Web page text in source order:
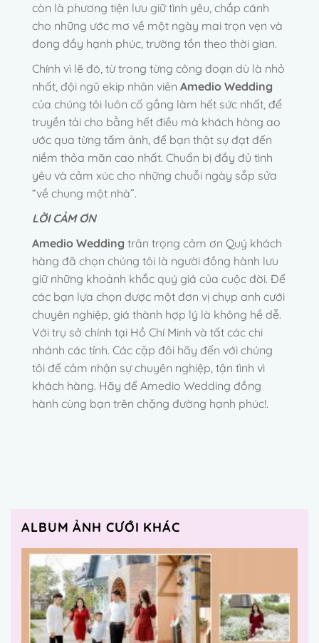
còn là phương tiện lưu giữ tình yêu, chắp cánh
cho những ước mơ về một ngày mai trọn vẹn và
đong đầy hạnh phúc, trường tồn theo thời gian.
Chính vì lẽ đó, từ trong từng công đoạn dù là nhỏ
nhất, đội ngũ ekip nhân viên Amedio Wedding
của chúng tôi luôn cố gắng làm hết sức nhất, để
truyền tải cho bằng hết điều mà khách hàng ao
ước qua từng tấm ảnh, để bạn thật sự đạt đến
niềm thỏa mãn cao nhất. Chuẩn bị đầy đủ tình
yêu và cảm xúc cho những chuỗi ngày sắp sửa
“về chung một nhà”.
LỜI CẢM ƠN
Amedio Wedding trân trọng cảm ơn Quý khách
hàng đã chọn chúng tôi là người đồng hành lưu
giữ những khoảnh khắc quý giá của cuộc đời. Để
các bạn lựa chọn được một đơn vị chụp anh cưới
chuyên nghiệp, giá thành hợp lý là không hề dễ.
Với trụ sở chính tại Hồ Chí Minh và tất các chi
nhánh các tỉnh. Các cặp đôi hãy đến với chúng
tôi để cảm nhận sự chuyên nghiệp, tận tình vì
khách hàng. Hãy để Amedio Wedding đồng
hành cùng bạn trên chặng đường hạnh phúc!.
ALBUM ẢNH CƯỚI KHÁC